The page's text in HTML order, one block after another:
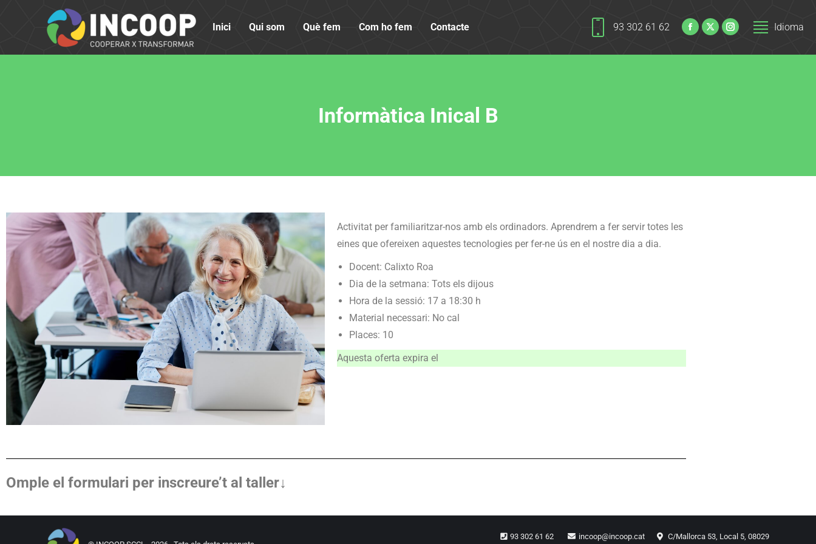
Inici Qui som Què fem Com ho fem Contacte 93 302 61 62 Idioma
Informàtica Inical B
Activitat per familiaritzar-nos amb els ordinadors. Aprendrem a fer servir totes les
eines que ofereixen aquestes tecnologies per fer-ne ús en el nostre dia a dia.
Docent: Calixto Roa
Dia de la setmana: Tots els dijous
Hora de la sessió: 17 a 18:30 h
Material necessari: No cal
Places: 10
Aquesta oferta expira el
Omple el formulari per inscreure’t al taller↓
93 302 61 62 incoop@incoop.cat C/Mallorca 53, Local 5, 08029